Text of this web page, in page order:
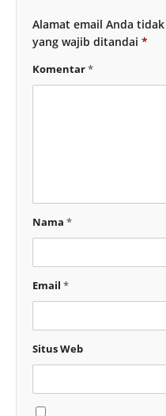
Alamat email Anda
yang wajib ditandai *
Komentar*
Nama *
Email *
Situs Web